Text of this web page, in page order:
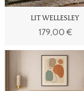
LIT WELLESLEY
179,00 €